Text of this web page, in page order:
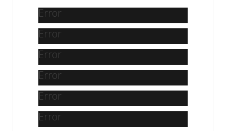
Error
Error
Error
Error
Error
Error